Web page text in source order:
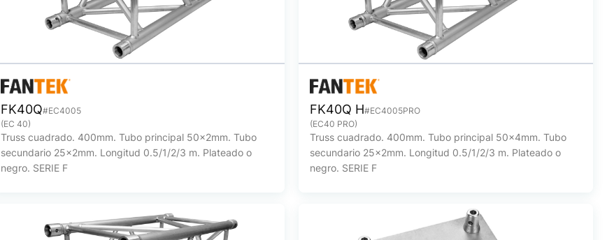
FK40Q#EC4005
(EC 40)
Truss cuadrado. 400mm. Tubo principal 50x2mm. Tubo
secundario 25x2mm. Longitud 0.5/1/2/3 m. Plateado o
negro. SERIE F
FK40Q H#EC4005PRO
(EC40 PRO)
Truss cuadrado. 400mm. Tubo principal 50x4mm. Tubo
secundario 25x2mm. Longitud 0.5/1/2/3 m. Plateado o
negro. SERIE F